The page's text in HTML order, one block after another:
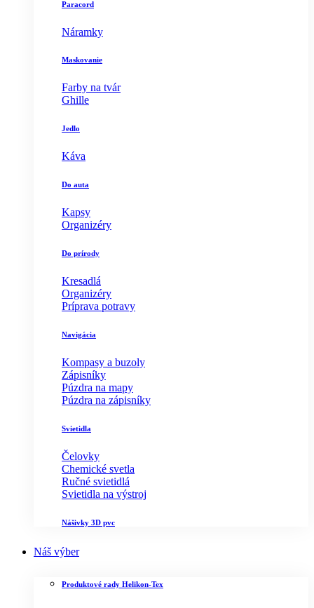
Paracord
Náramky
Maskovanie
Farby na tvár
Ghille
Jedlo
Káva
Do auta
Kapsy
Organizéry
Do prírody
Kresadlá
Organizéry
Príprava potravy
Navigácia
Kompasy a buzoly
Zápisníky
Púzdra na mapy
Púzdra na zápisníky
Svietidla
Čelovky
Chemické svetla
Ručné svietidlá
Svietidla na výstroj
Nášivky 3D pvc
Náš výber
Produktové rady Helikon-Tex